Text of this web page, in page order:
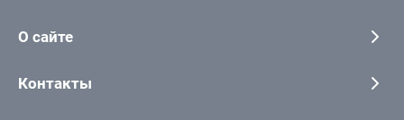
О сайте
Контакты